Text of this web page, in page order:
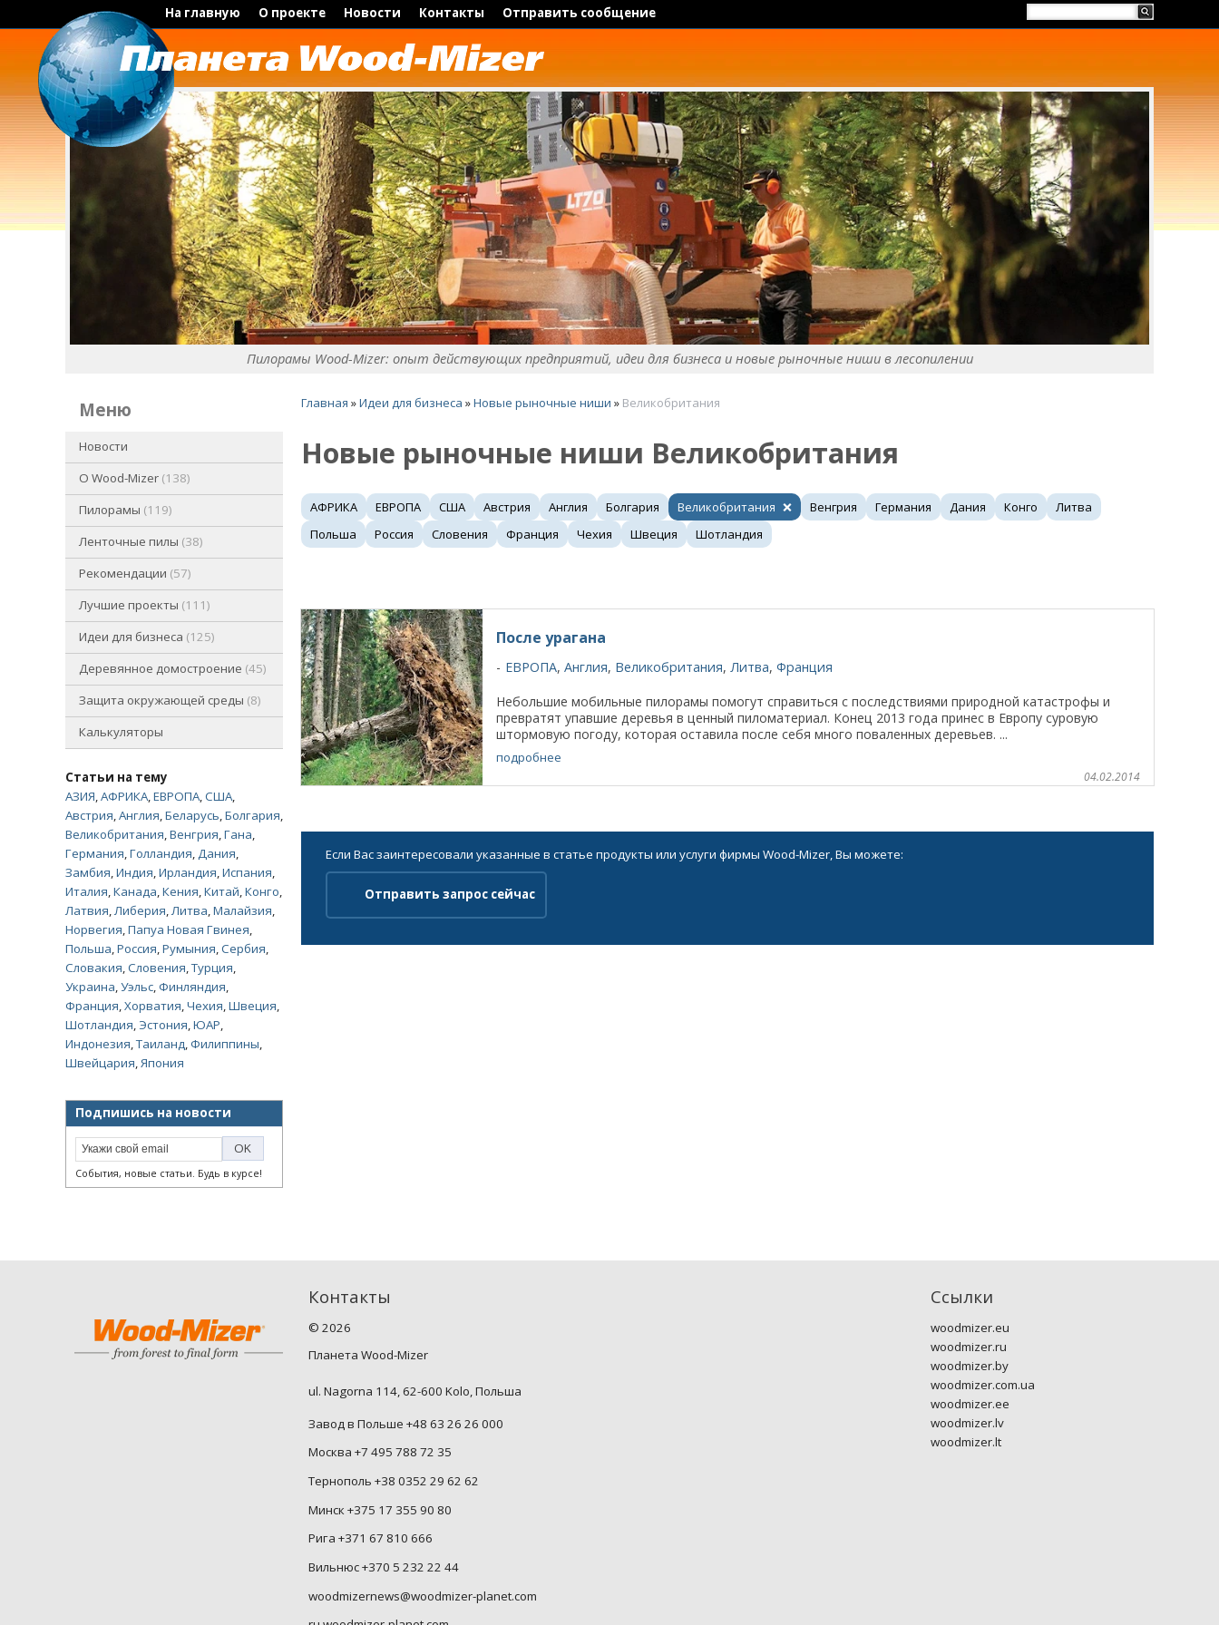
На главную О проекте Новости Контакты Отправить сообщение
Пилорамы Wood-Mizer: опыт действующих предприятий, идеи для бизнеса и новые рыночные ниши в лесопилении
меню
Новости
O Wood-Mizer 138
Пилорамы 119
Ленточные пилы 38
Рекомендации 57
Лучшие проекты 111
Идеи для бизнеса 125
Деревянное домостроение 45
Защита окружающей среды 8
Калькуляторы
Статьи на тему
АЗИЯ,АФРИКА,ЕВРОПА,США,
Австрия,Англия,Беларусь,Болгария,
Великобритания,Венгрия,Гана,
Германия,Голландия,Дания,
Замбия,Индия,Ирландия,Испания,
Италия,Канада,Кения,Китай,Конго,
Латвия,Либерия,Литва,Малайзия,
Норвегия,Папуа Новая Гвинея,
Польша,Россия,Румыния,Сербия,
Словакия,Словения,Турция,
Украина,Уэльс,Финляндия,
Франция,Хорватия,Чехия,Швеция,
Шотландия, Эстония,ЮАР,
Индонезия,Таиланд,Филиппины,
Швейцария,Япония
Подпишись на новости
События, новые статьи. Будь в курсе!
Главная »Идеи для бизнеса »Новые рыночные ниши » Великобритания
Новые рыночные ниши Великобритания
АФРИКА ЕВРОПА США Австрия Англия Болгария Великобритания Венгрия Германия Дания Конго
Литва
Польша
Россия Словения Франция Чехия Швеция Шотландия
После урагана
ЕВРОПА, Англия, Великобритания, Литва, Франция
Небольшие мобильные пилорамы помогут справиться с последствиями природной катастрофы и
превратят упавшие деревья в ценный пиломатериал. Конец 2013 года принес в Европу суровую
штормовую погоду, которая оставила после себя много поваленных деревьев. ...
подробнее
04.02.2014
Если Вас заинтересовали указанные в статье продукты или услуги фирмы Wood-Mizer, Вы можете:
Отправить запрос сейчас
Контакты Ссылки
© 2026
Планета Wood-Mizer
ul. Nagorna 114, 62-600 Kolo, Польша
Завод в Польше +48 63 26 26 000
Москва +7 495 788 72 35
Тернополь +38 0352 29 62 62
Минск +375 17 355 90 80
Рига +371 67 810 666
Вильнюс +370 5 232 22 44
woodmizernews@woodmizer-planet.com
woodmizer.eu
woodmizer.ru
woodmizer.by
woodmizer.com.ua
woodmizer.ee
woodmizer.lv
woodmizer.lt